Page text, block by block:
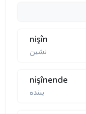
nişîn
نشين
nişînende
يننده